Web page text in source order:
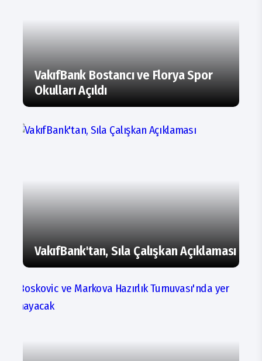
VakıfBank Bostancı ve Florya Spor
Okulları Açıldı
VakıfBank'tan, Sıla Çalışkan Açıklaması